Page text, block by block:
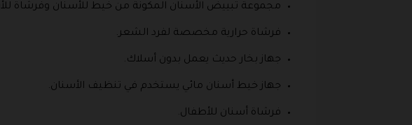
مجموعة تبييض الأسنان المكونة من خيط للأسنان وفرشاة
فرشاة حرارية مخصصة لفرد الشعر.
جهاز بخار حديث يعمل بدون أسلاك.
جهاز خيط أسنان مائي يستخدم في تنظيف الأسنان.
فرشاة أسنان للأطفال.